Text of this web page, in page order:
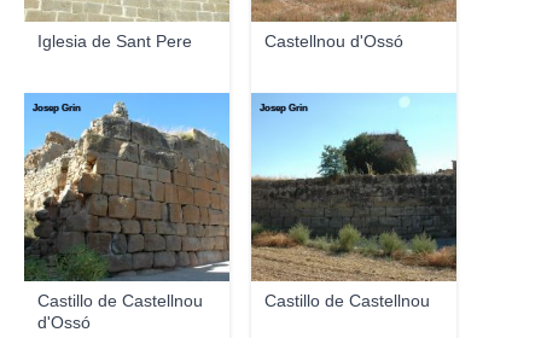
Iglesia de Sant Pere Castellnou d'Ossó
Castillo de Castellnou
d'Ossó
Josep Grin
Castillo de Castellnou
Josep Grin